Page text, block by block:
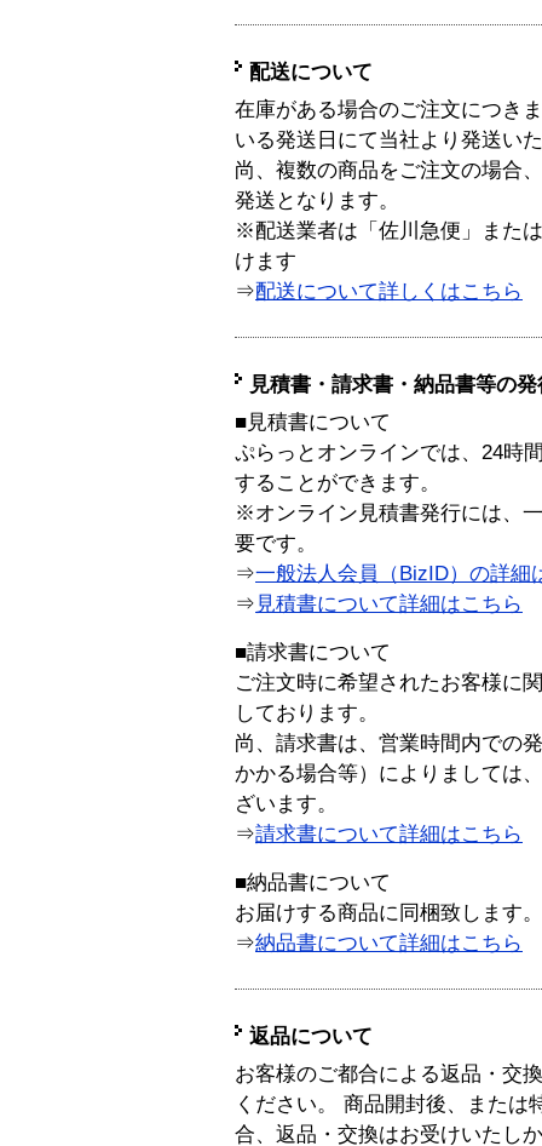
配送について
在庫がある場合のご注文につき
いる発送日にて当社より発送い
尚、複数の商品をご注文の場合
発送となります。
※配送業者は「佐川急便」また
けます
⇒配送について詳しくはこちら
見積書・請求書・納品書等の
■見積書について
ぷらっとオンラインでは、24時
することができます。
※オンライン見積書発行には、
要です。
⇒一般法人会員（BizID）の詳細
⇒ 見積書について詳細はこちら
■請求書について
ご注文時に希望されたお客様に
しております。
尚、請求書は、営業時間内での
かかる場合等）によりましては
ざいます。
⇒請求書について詳細はこちら
■納品書について
お届けする商品に同梱致します。
⇒納品書について詳細はこちら
返品について
お客様のご都合による返品・交
ください。 商品開封後、または
合、返品・交換はお受けいたし